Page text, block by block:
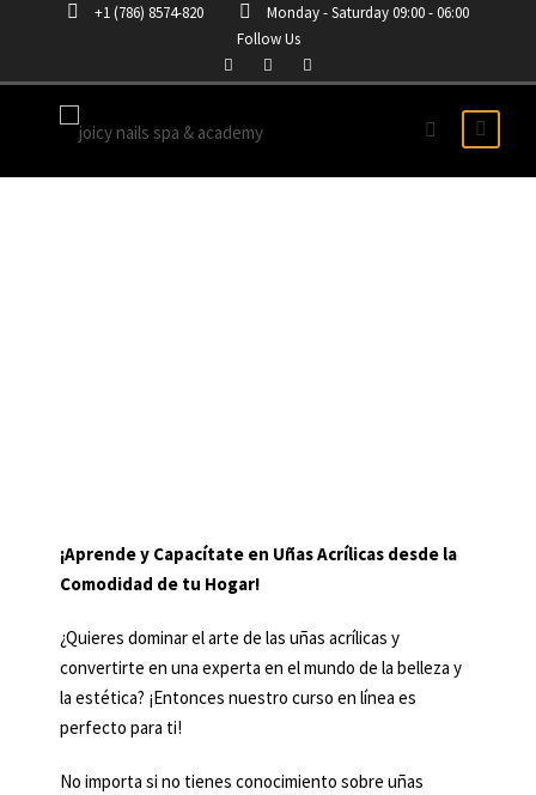
+1 (786) 8574-820
Monday - Saturday 09:00 - 06:00
Follow Us
¡Aprende y Capacítate en Uñas Acrílicas desde la
Comodidad de tu Hogar!
¿Quieres dominar el arte de las uñas acrílicas y
convertirte en una experta en el mundo de la belleza y
la estética? ¡Entonces nuestro curso en línea es
perfecto para ti!
No importa si no tienes conocimiento sobre uñas